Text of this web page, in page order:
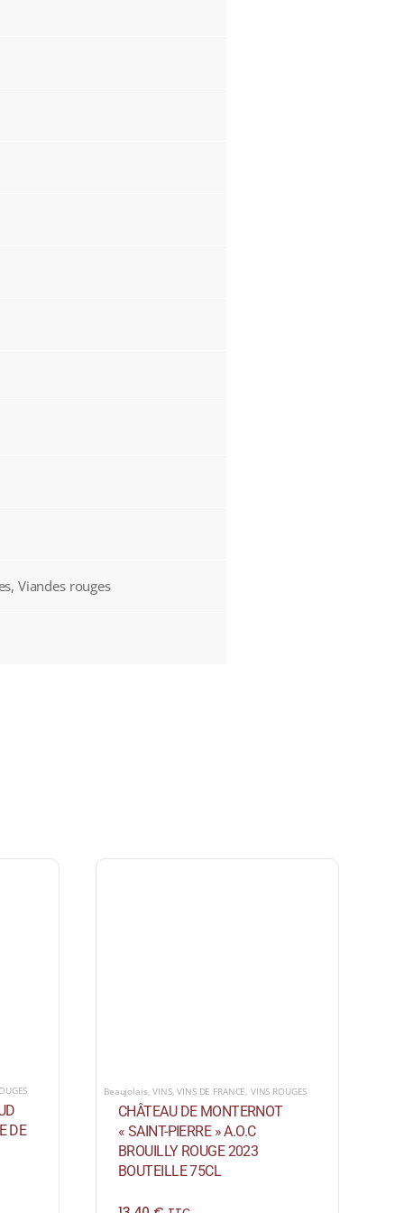
Viandes rouges
DE
Beaujolais ,VINS,VINS DE FRANCE VINS ROUGES
CHÂTEAU DE MONTERNOT
« SAINT-PIERRE » A.O.C
BROUILLY ROUGE 2023
BOUTEILLE 75CL